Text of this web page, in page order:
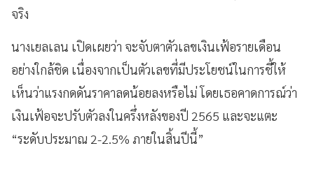
จริง
นางเยลเลน เปิดเผยว่า จะจับตาตัวเลขเงินเฟ้อรายเดือน
อย่างใกล้ชิด เนื่องจากเป็นตัวเลขที่มีประโยชน์ในการชี้ให้
เห็นว่าแรงกดดันราคาลดน้อยลงหรือไม่ โดยเธอคาดการณ์ว่า
เงินเฟ้อจะปรับตัวลงในครึ่งหลังของปี 2565 และจะแตะ
“ระดับประมาณ 2-2.5% ภายในสิ้นปีนี้”